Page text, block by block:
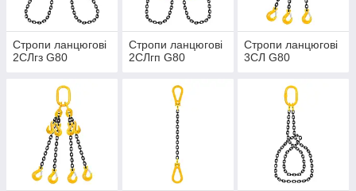
Стропи ланцюгові
2СЛгз G80
Стропи ланцюгові
2СЛгп G80
Стропи ланцюгові
3СЛ G80